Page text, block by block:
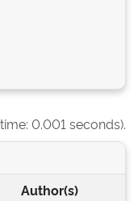
0.001 seconds).
Author(s)